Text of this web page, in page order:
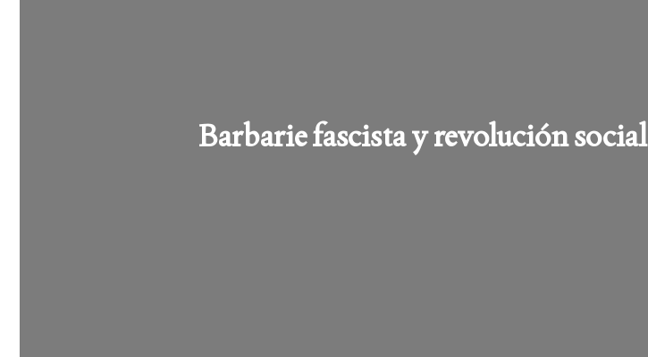
Barbarie fascista y revolución social